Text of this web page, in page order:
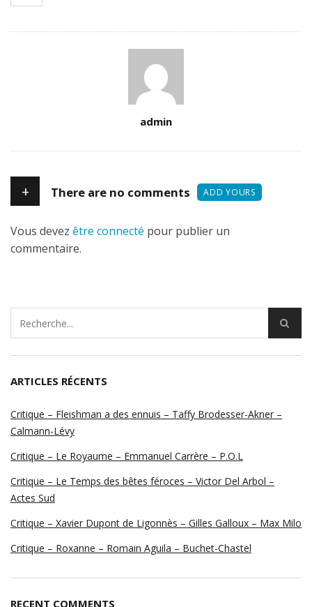
admin
+ There are no comments ADD YOURS
Vous devez être connecté pour publier un
commentaire.
ARTICLES RÉCENTS
Critique – Fleishman a des ennuis – Taffy Brodesser-Akner –
Calmann-Lévy
Critique – Le Royaume – Emmanuel Carrère – P.O.L
Critique – Le Temps des bêtes féroces – Victor Del Arbol –
Actes Sud
Critique – Xavier Dupont de Ligonnès – Gilles Galloux – Max Milo
Critique – Roxanne – Romain Aguila – Buchet-Chastel
RECENT COMMENTS